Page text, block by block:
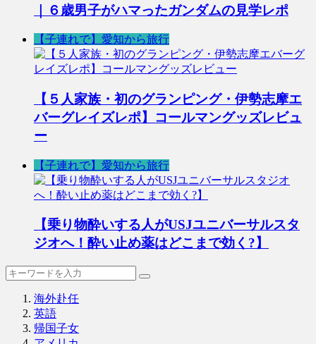
｜６歳男子がハマったガンダムの見学レポ
【子連れで】愛知から旅行
【５人家族・初のグランピング・伊勢志摩エ
バーグレイズレポ】コールマングッズレビュ
ー
【子連れで】愛知から旅行
【乗り物酔いする人がUSJユニバーサルスタ
ジオへ！酔い止め薬はどこまで効く?】
海外赴任
英語
帰国子女